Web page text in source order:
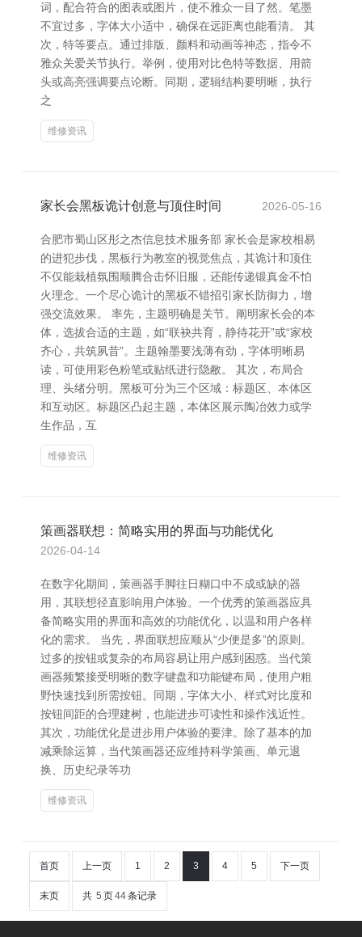
词，配合符合的图表或图片，使不雅众一目了然。笔墨
不宜过多，字体大小适中，确保在远距离也能看清。 其
次，特等要点。通过排版、颜料和动画等神态，指令不
雅众关爱关节执行。举例，使用对比色特等数据、用箭
头或高亮强调要点论断。同期，逻辑结构要明晰，执行
之
维修资讯
家长会黑板诡计创意与顶住时间 2026-05-16
合肥市蜀山区彤之杰信息技术服务部 家长会是家校相易
的进犯步伐，黑板行为教室的视觉焦点，其诡计和顶住
不仅能栽植氛围顺腾合击怀旧服，还能传递锻真金不怕
火理念。一个尽心诡计的黑板不错招引家长防御力，增
强交流效果。 率先，主题明确是关节。阐明家长会的本
体，选拔合适的主题，如“联袂共育，静待花开”或“家校
齐心，共筑夙昔”。主题翰墨要浅薄有劲，字体明晰易
读，可使用彩色粉笔或贴纸进行隐敝。 其次，布局合
理、头绪分明。黑板可分为三个区域：标题区、本体区
和互动区。标题区凸起主题，本体区展示陶冶效力或学
生作品，互
维修资讯
策画器联想：简略实用的界面与功能优化
2026-04-14
在数字化期间，策画器手脚往日糊口中不成或缺的器
用，其联想径直影响用户体验。一个优秀的策画器应具
备简略实用的界面和高效的功能优化，以温和用户各样
化的需求。 当先，界面联想应顺从“少便是多”的原则。
过多的按钮或复杂的布局容易让用户感到困惑。当代策
画器频繁接受明晰的数字键盘和功能键布局，使用户粗
野快速找到所需按钮。同期，字体大小、样式对比度和
按钮间距的合理建树，也能进步可读性和操作浅近性。
其次，功能优化是进步用户体验的要津。除了基本的加
减乘除运算，当代策画器还应维持科学策画、单元退
换、历史纪录等功
维修资讯
首页 上一页 1 2 3 4 5 下一页
末页 共 5 页44条记录